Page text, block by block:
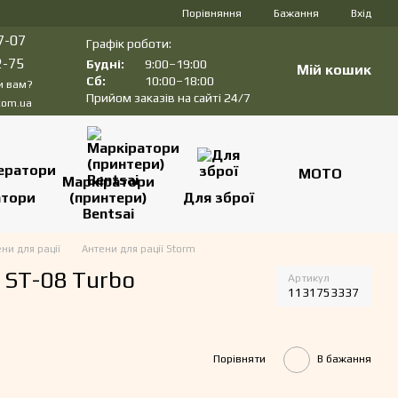
Порівняння Бажання Вхід
07
75
вам?
Графік роботи:
Будні:
9:00–19:00
Сб:
10:00–18:00
Прийом заказів на сайті 24/7
Мій кошик
Маркіратори
(принтери)
Bentsai
Для зброї
МОТО
для рації Антени для рації Storm
08 Turbo Артикул
1131753337
Порівняти В бажання